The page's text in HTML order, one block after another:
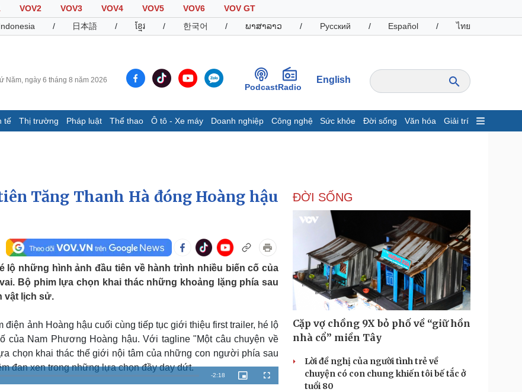
VOV2 VOV3 VOV4 VOV5 VOV6
VOV GT
/ 日本語 / ខ្មែរ / 한국어 / ພາສາລາວ / Русский / Español / ไทย
Năm, ngày 6 tháng 8 năm 2026
PodcastRadio
English
tế Thị trường Pháp luật Thể thao Ô tô - Xe máy Doanh nghiệp Công nghệ Sức khỏe Đời sống Văn hóa Giải trí
Infographic
Giá cà phê
Thể thao
Bóng đá
Lịch thi đấu bóng đá
Thế giới thể thao
eSports
Ô tô - Xe máy
Ô tô
Xe máy
Tư vấn
Doanh nghiệp
Thông tin doanh nghiệp
Doanh nghiệp 24h
Doanh nhân
Công nghệ
Sành điệu
Tin Công nghệ
Trải nghiệm
Chuyển đổi số
Văn hóa
Sân khấu - Điện ảnh
Văn học
Âm nhạc
Di sản
Giải trí
Nghệ sĩ
Thời trang
Sao Việt
Du lịch
Tư vấn
Săn Tour
check-in
Podcast
Câu chuyện thời sự
Đọc truyện đêm khuya
Cửa sổ tình yêu
Tăng Thanh Hà đóng Hoàng hậu
lộ những hình ảnh đầu tiên về hành trình nhiều biến cố của
Bộ phim lựa chọn khai thác những khoảng lặng phía sau
vật lịch sử.
ảnh Hoàng hậu cuối cùng tiếp tục giới thiệu first trailer, hé lộ
của Nam Phương Hoàng hậu. Với tagline "Một câu chuyện về
chọn khai thác thế giới nội tâm của những con người phía sau
đan xen trong những lựa chọn đầy day dứt.
R
-2:18
P
i
F
u
ĐỜI SỐNG
Cặp vợ chồng 9X bỏ phố về “giữ hồn
nhà cổ” miền Tây
Lời đề nghị của người tình trẻ về
chuyện có con chung khiến tôi bế tắc ở
tuổi 80